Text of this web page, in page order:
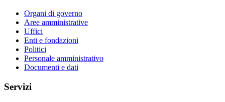
Organi di governo
Aree amministrative
Uffici
Enti e fondazioni
Politici
Personale amministrativo
Documenti e dati
Servizi